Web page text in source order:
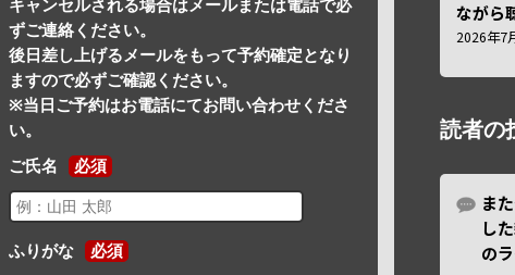
キャンセルされる場合はメールまたは電話で必
ずご連絡ください。
後日差し上げるメールをもって予約確定となり
ますので必ずご確認ください。
※当日ご予約はお電話にてお問い合わせくださ
い。
ご氏名 必須
ふりがな 必須
ながら
2026年7
読者の
ま
し
の